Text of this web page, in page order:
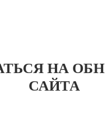
НА
САЙТА